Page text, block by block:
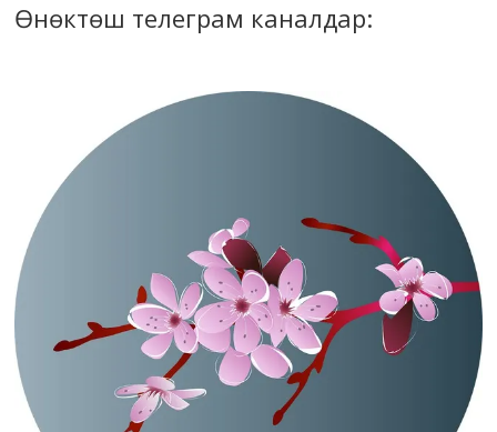
Өнөктөш телеграм каналдар: